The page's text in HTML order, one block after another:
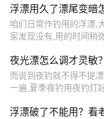
浮漂用久了漂尾变暗
咱们日常作钓用的浮漂,
家发现没有,用的时间稍
夜光漂怎么调才灵敏
而说到夜钓就不得不提
一遍,夏季夜钓用夜钓灯
浮漂破了不能用？看